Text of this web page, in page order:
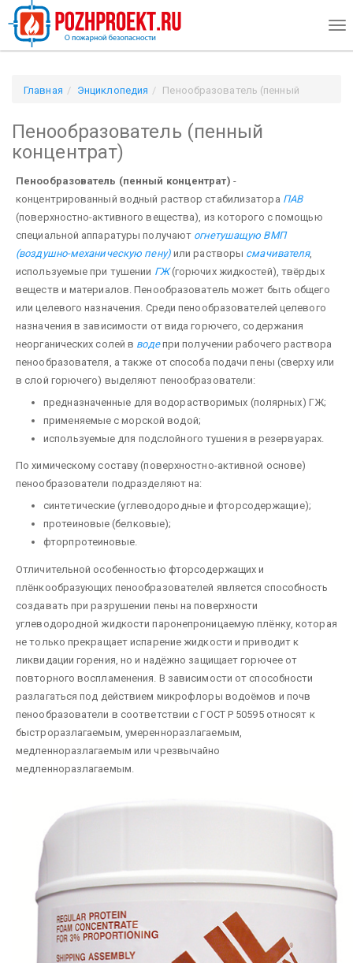
Главная Энциклопедия
Пенообразователь (пенный
Пенообразователь (пенный
концентрат)
Пенообразователь (пенный концентрат) -
концентрированный водный раствор стабилизатора ПАВ
(поверхностно-активного вещества), из которого с помощью
специальной аппаратуры получают огнетушащую ВМП
(воздушно-механическую пену)или растворы смачивателя,
используемые при тушении ГЖ(горючих жидкостей), твёрдых
веществ и материалов. Пенообразователь может быть общего
или целевого назначения. Среди пенообразователей целевого
назначения в зависимости от вида горючего, содержания
неорганических солей в воде при получении рабочего раствора
пенообразователя, а также от способа подачи пены (сверху или
в слой горючего) выделяют пенообразователи:
предназначенные для водорастворимых (полярных) ГЖ;
применяемые с морской водой;
используемые для подслойного тушения в резервуарах.
По химическому составу (поверхностно-активной основе)
пенообразователи подразделяют на:
синтетические (углеводородные и фторсодержащие);
протеиновые (белковые);
фторпротеиновые.
Отличительной особенностью фторсодержащих и
плёнкообразующих пенообразователей является способность
создавать при разрушении пены на поверхности
углеводородной жидкости паронепроницаемую плёнку, которая
не только прекращает испарение жидкости и приводит к
ликвидации горения, но и надёжно защищает горючее от
повторного воспламенения. В зависимости от способности
разлагаться под действием микрофлоры водоёмов и почв
пенообразователи в соответствии с ГОСТ Р 50595 относят к
быстроразлагаемым, умеренноразлагаемым,
медленноразлагаемым или чрезвычайно
медленноразлагаемым.